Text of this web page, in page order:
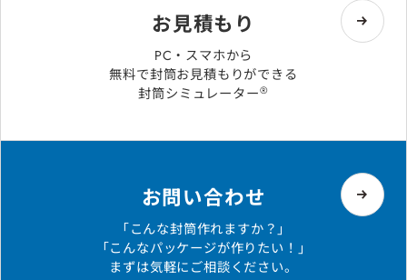
お見積もり
PC・スマホから
無料で封筒お見積もりができる
封筒シミュレーター®
お問い合わせ
「こんな封筒作れますか？」
「こんなパッケージが作りたい！」
まずは気軽にご相談ください。